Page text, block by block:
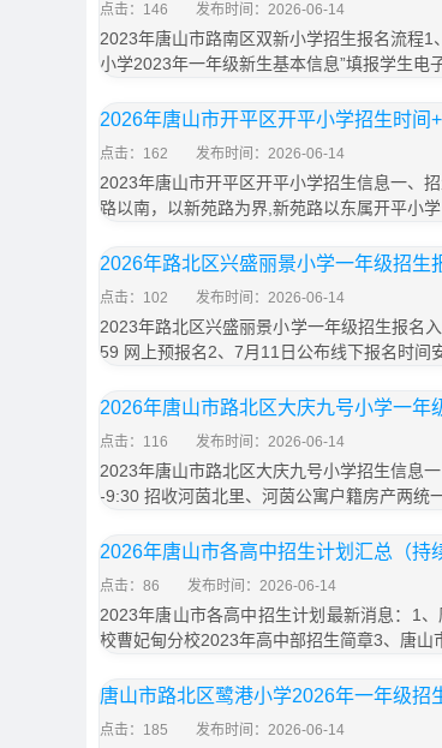
点击：146 发布时间：2026-06-14
2023年唐山市路南区双新小学招生报名流程
小学2023年一年级新生基本信息”填报学生电
2026年唐山市开平区开平小学招生时间
点击：162 发布时间：2026-06-14
2023年唐山市开平区开平小学招生信息一、
路以南，以新苑路为界,新苑路以东属开平小
2026年路北区兴盛丽景小学一年级招生
点击：102 发布时间：2026-06-14
2023年路北区兴盛丽景小学一年级招生报名
59 网上预报名2、7月11日公布线下报名时间
2026年唐山市路北区大庆九号小学一年
点击：116 发布时间：2026-06-14
2023年唐山市路北区大庆九号小学招生信息
-9:30 招收河茵北里、河茵公寓户籍房产两统
2026年唐山市各高中招生计划汇总（持
点击：86 发布时间：2026-06-14
2023年唐山市各高中招生计划最新消息：1
校曹妃甸分校2023年高中部招生简章3、唐山
唐山市路北区鹭港小学2026年一年级招
点击：185 发布时间：2026-06-14